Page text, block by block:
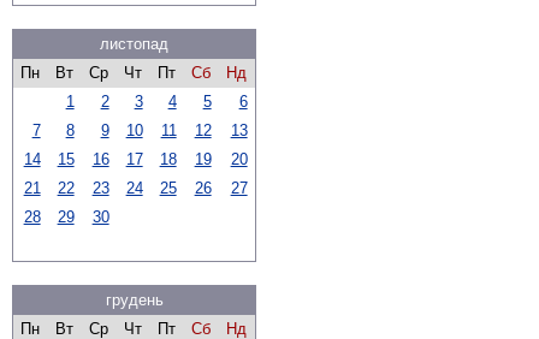
листопад
Пн
Вт Ср Чт Пт Сб
Нд
1
2 3 4 5
6
7
8 9 10 11 12
13
14
15 16 17 18 19
20
21
22 23 24 25 26
27
28
29 30
грудень
Пн
Вт Ср Чт Пт Сб
Нд